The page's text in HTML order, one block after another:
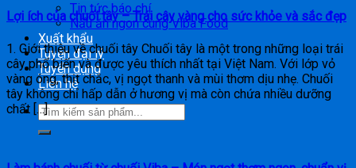
Tin tức báo chí
Nấu ăn ngon cùng Viba Food
Xuất khẩu
Tuyển đại lý
Tuyển dụng
Liên hệ
Lợi ích của chuối tây – Trái cây vàng cho sức khỏe và sắc đẹp
1. Giới thiệu về chuối tây Chuối tây là một trong những loại trái
cây phổ biến và được yêu thích nhất tại Việt Nam. Với lớp vỏ
vàng óng, thịt chắc, vị ngọt thanh và mùi thơm dịu nhẹ. Chuối
tây không chỉ hấp dẫn ở hương vị mà còn chứa nhiều dưỡng
chất […]